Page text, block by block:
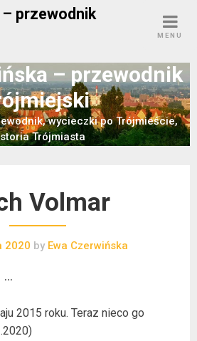
przewodnik
MENU
– przewodnik
wycieczki po Trójmieście,
Trójmiasta
Volmar
2020 by Ewa Czerwińska
2015 roku. Teraz nieco go